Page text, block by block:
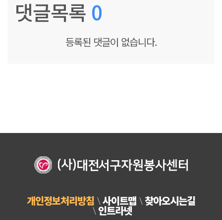
댓글목록 0
등록된 댓글이 없습니다.
개인정보처리방침 사이트맵 찾아오시는길
인트라넷